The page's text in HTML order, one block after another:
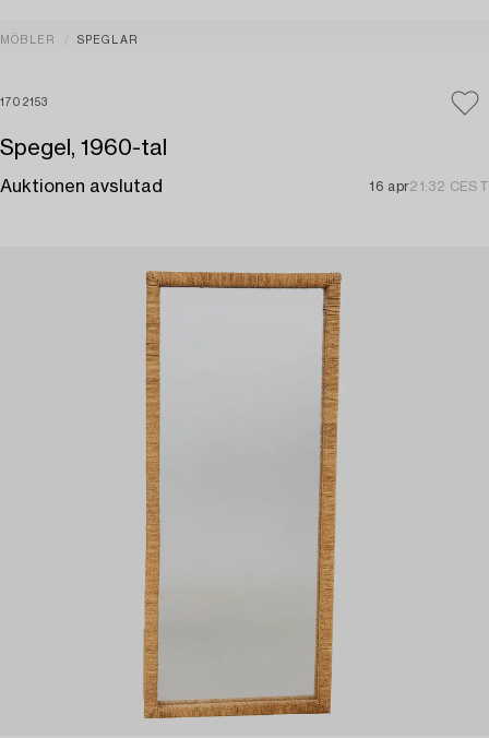
MÖBLER SPEGLAR
1702153
Spegel, 1960-tal
Auktionen avslutad 16 apr21:32 CEST